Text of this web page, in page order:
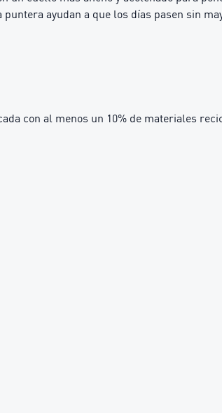
ayudan a que los días pasen sin
con al menos un 10% de materiales